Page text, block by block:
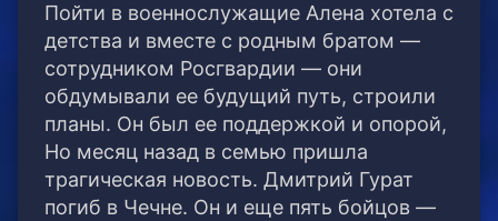
Пойти в военнослужащие Алена хотела с
детства и вместе с родным братом —
сотрудником Росгвардии — они
обдумывали ее будущий путь, строили
планы. Он был ее поддержкой и опорой,
Но месяц назад в семью пришла
трагическая новость. Дмитрий Гурат
погиб в Чечне. Он и еще пять бойцов —